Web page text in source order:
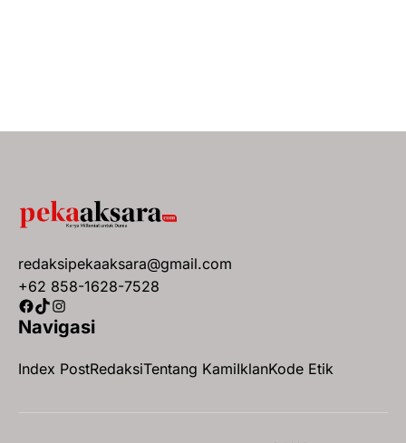
redaksipekaaksara@gmail.com
+62 858-1628-7528
Facebook
TikTok
Instagram
Navigasi
Index PostRedaksiTentang KamiIklanKode Etik